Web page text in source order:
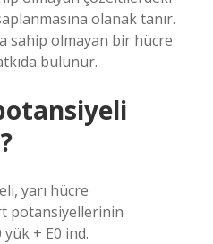
olanak tanır.
sahip olmayan bir hücre
bulunur.
yarı hücre
potansiyellerinin
+ E0 ind.